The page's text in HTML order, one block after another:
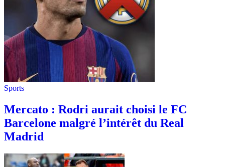
Sports
Mercato : Rodri aurait choisi le FC
Barcelone malgré l’intérêt du Real
Madrid